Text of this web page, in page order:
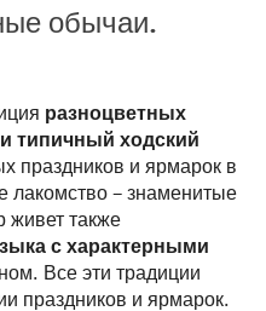
обычаи.
разноцветных
типичный ходский
праздников и ярмарок в
лакомство – знаменитые
живет также
с характерными
Все эти традиции
праздников и ярмарок.